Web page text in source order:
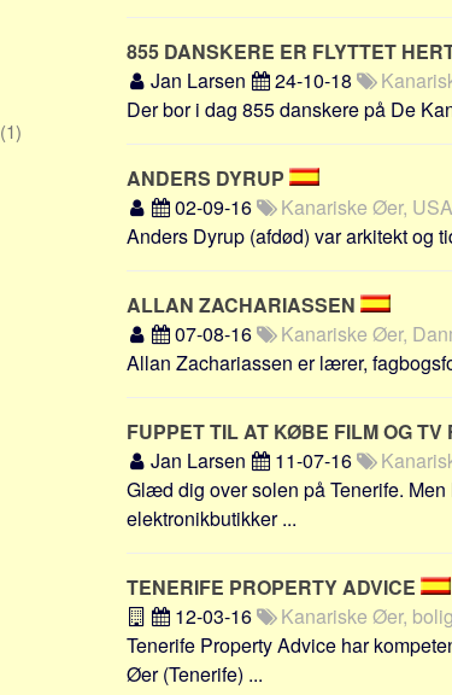
855 DANSKERE ER FLYTTET
Jan Larsen
24-10-18
Der bor i dag 855 danskere på De
ANDERS DYRUP
02-09-16
Kanariske Øer,
Anders Dyrup (afdød) var arkitekt og
ALLAN ZACHARIASSEN
07-08-16
Kanariske Øer,
Allan Zachariassen er lærer,
FUPPET TIL AT KØBE FILM OG
Jan Larsen
11-07-16
Glæd dig over solen på Tenerife.
elektronikbutikker ...
TENERIFE PROPERTY ADVICE
12-03-16
Kanariske Øer,
Tenerife Property Advice har
Øer (Tenerife) ...
(1)